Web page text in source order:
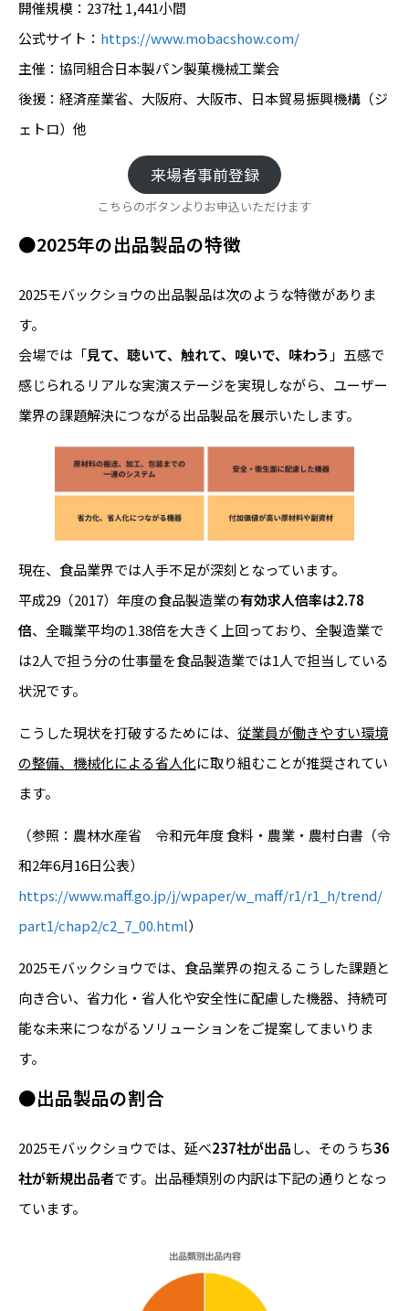
開催規模：237社 1,441小間
公式サイト： https://www.mobacshow.com/
主催：協同組合日本製パン製菓機械工業会
後援：経済産業省、大阪府、大阪市、日本貿易振興機構（ジ
ェトロ）他
来場者事前登録
こちらのボタンよりお申込いただけます
●2025年の出品製品の特徴
2025モバックショウの出品製品は次のような特徴がありま
す。
会場では「見て、聴いて、触れて、嗅いで、味わう 」五感で
感じられるリアルな実演ステージを実現しながら、ユーザー
業界の課題解決につながる出品製品を展示いたします。
現在、食品業界では人手不足が深刻となっています。
平成29（2017）年度の食品製造業の有効求人倍率は2.78
倍、全職業平均の1.38倍を大きく上回っており、全製造業で
は2人で担う分の仕事量を食品製造業では1人で担当している
状況です。
こうした現状を打破するためには、 従業員が働きやすい環境
の整備、機械化による省人化に取り組むことが推奨されてい
ます。
（参照：農林水産省 令和元年度 食料・農業・農村白書（令
和2年6月16日公表）
https://www.maff.go.jp/j/wpaper/w_maff/r1/r1_h/trend/
part1/chap2/c2_7_00.html）
2025モバックショウでは、食品業界の抱えるこうした課題と
向き合い、省力化・省人化や安全性に配慮した機器、持続可
能な未来につながるソリューションをご提案してまいりま
す。
●出品製品の割合
2025モバックショウでは、延べ237社が出品し、そのうち36
社が新規出品者です。出品種類別の内訳は下記の通りとなっ
ています。